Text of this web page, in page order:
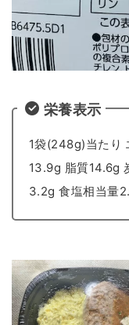
栄養表示
1袋(248g)当たり
13.9g 脂質14.6g
3.2g 食塩相当量